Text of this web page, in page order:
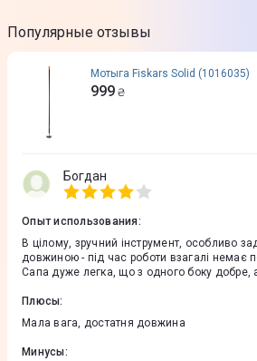
Популярные отзывы
Мотыга Fiskars Solid (1016035)
999 ₴
Богдан
Опыт использования:
В цілому, зручний інструмент, особливо
довжиною - під час роботи взагалі немає
Сапа дуже легка, що з одного боку добре,
побоювання, що може погнутися. У сапи
заточка, тому доведеться це зробити
Плюсы:
Мала вага, достатня довжина
Минусы: